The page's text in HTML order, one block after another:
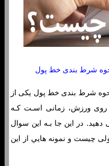
شرط بندی خط پول
شرط بندی خط پول یکی از
ورزش، زمانی اسـت کـه
در این جا بـه این سوال
چیست و نمونه هایي از این